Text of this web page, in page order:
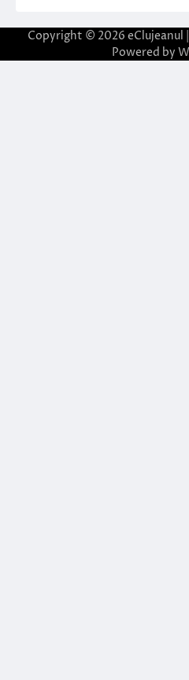
Copyright © 2026 eClujeanul
Powered by